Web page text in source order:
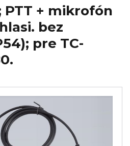
PTT + mikrofón
bez
pre TC-